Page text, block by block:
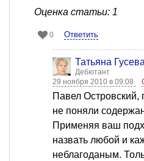
Оценка статьи: 1
0 Ответить
Татьяна Гусева
Дебютант
29 ноября 2010 в 09:08
Павел
не поняли
Применяя ваш
назвать любой и
неблагоданым.